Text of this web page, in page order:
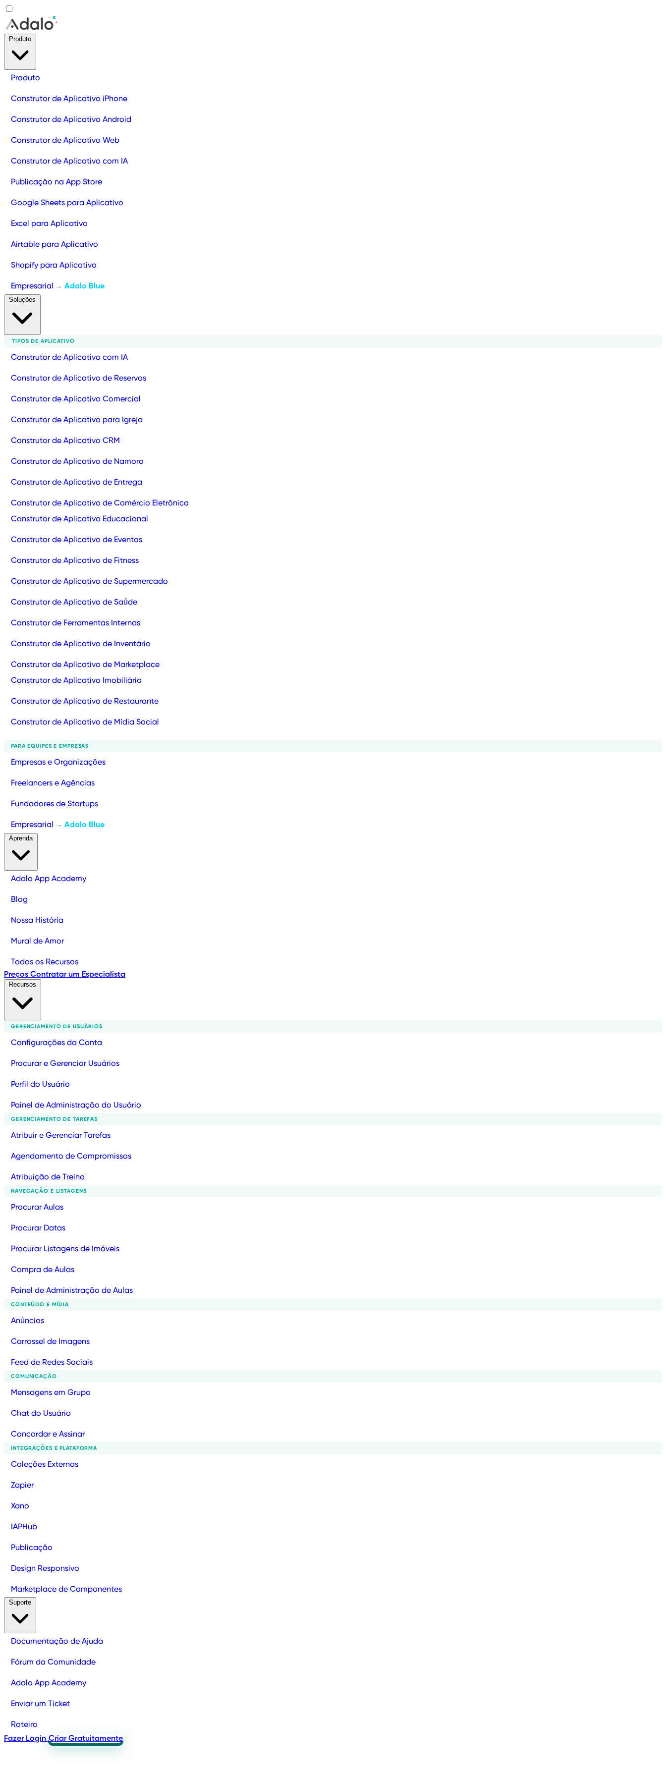
Produto
Construtor de Aplicativo iPhone
Construtor de Aplicativo Android
Construtor de Aplicativo Web
Construtor de Aplicativo com IA
Publicação na App Store
Google Sheets para Aplicativo
Excel para Aplicativo
Airtable para Aplicativo
Shopify para Aplicativo
Empresarial → Adalo Blue
TIPOS DE APLICATIVO
Construtor de Aplicativo com IA
Construtor de Aplicativo de Reservas
Construtor de Aplicativo Comercial
Construtor de Aplicativo para Igreja
Construtor de Aplicativo CRM
Construtor de Aplicativo de Namoro
Construtor de Aplicativo de Entrega
Construtor de Aplicativo de Comércio Eletrônico
Construtor de Aplicativo Educacional
Construtor de Aplicativo de Eventos
Construtor de Aplicativo de Fitness
Construtor de Aplicativo de Supermercado
Construtor de Aplicativo de Saúde
Construtor de Ferramentas Internas
Construtor de Aplicativo de Inventário
Construtor de Aplicativo de Marketplace
Construtor de Aplicativo Imobiliário
Construtor de Aplicativo de Restaurante
Construtor de Aplicativo de Mídia Social
PARA EQUIPES E EMPRESAS
Empresas e Organizações
Freelancers e Agências
Fundadores de Startups
Empresarial → Adalo Blue
Aprenda
Adalo App Academy
Blog
Nossa História
Mural de Amor
Todos os Recursos
Preços Contratar um Especialista
GERENCIAMENTO DE USUÁRIOS
Configurações da Conta
Procurar e Gerenciar Usuários
Perfil do Usuário
Painel de Administração do Usuário
GERENCIAMENTO DE TAREFAS
Atribuir e Gerenciar Tarefas
Agendamento de Compromissos
Atribuição de Treino
NAVEGAÇÃO E LISTAGENS
Procurar Aulas
Procurar Datas
Procurar Listagens de Imóveis
Compra de Aulas
Painel de Administração de Aulas
CONTEÚDO E MÍDIA
Anúncios
Carrossel de Imagens
Feed de Redes Sociais
COMUNICAÇÃO
Mensagens em Grupo
Chat do Usuário
Concordar e Assinar
INTEGRAÇÕES E PLATAFORMA
Coleções Externas
Zapier
Xano
IAPHub
Publicação
Design Responsivo
Marketplace de Componentes
Documentação de Ajuda
Fórum da Comunidade
Adalo App Academy
Enviar um Ticket
Roteiro
Fazer Login Criar Gratuitamente